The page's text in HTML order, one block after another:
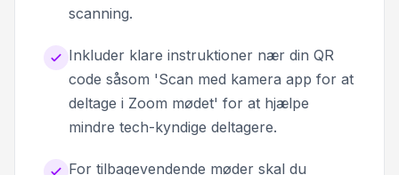
scanning.
Inkluder klare instruktioner nær din QR
code såsom 'Scan med kamera app for at
deltage i Zoom mødet' for at hjælpe
mindre tech-kyndige deltagere.
For tilbagevendende møder skal du